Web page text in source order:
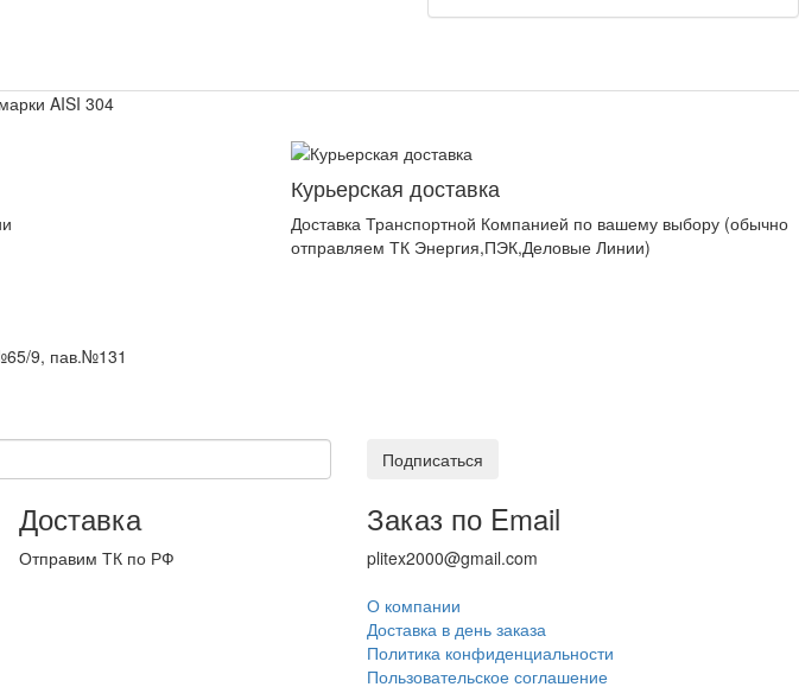
AISI 304
Курьерская доставка
Доставка Транспортной Компанией по вашему выбору (обычно
отправляем ТК Энергия,ПЭК,Деловые Линии)
9, пав.№131
Подписаться
Доставка
Отправим ТК по РФ
Заказ по Email
plitex2000@gmail.com
О компании
Доставка в день заказа
Политика конфиденциальности
Пользовательское соглашение